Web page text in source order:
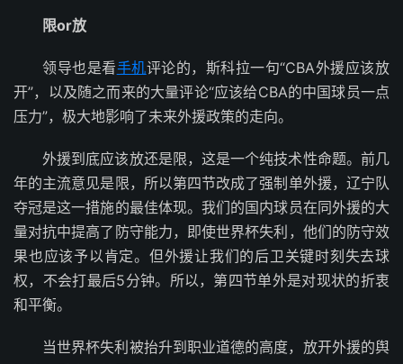
限or放
领导也是看手机评论的，斯科拉一句“CBA外援应该放
开”，以及随之而来的大量评论“应该给CBA的中国球员一点
压力”，极大地影响了未来外援政策的走向。
外援到底应该放还是限，这是一个纯技术性命题。前几
年的主流意见是限，所以第四节改成了强制单外援，辽宁队
夺冠是这一措施的最佳体现。我们的国内球员在同外援的大
量对抗中提高了防守能力，即使世界杯失利，他们的防守效
果也应该予以肯定。但外援让我们的后卫关键时刻失去球
权，不会打最后5分钟。所以，第四节单外是对现状的折衷
和平衡。
当世界杯失利被抬升到职业道德的高度，放开外援的舆